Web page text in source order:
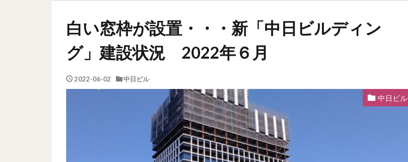
白い窓枠が設置・・・新「中日ビルディン
グ」建設状況 2022年６月
2022-06-02 中日ビル
中日ビル